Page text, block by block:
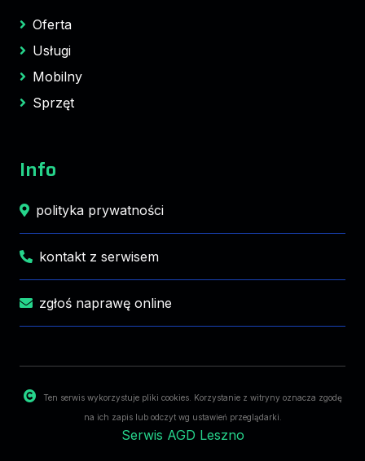
Oferta
Usługi
Mobilny
Sprzęt
Info
polityka prywatności
kontakt z serwisem
zgłoś naprawę online
Ten serwis wykorzystuje pliki cookies. Korzystanie z witryny oznacza zgodę
na ich zapis lub odczyt wg ustawień przeglądarki.
Serwis AGD Leszno